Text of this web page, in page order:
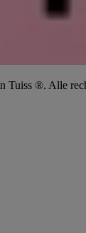
Tuiss ®. Alle